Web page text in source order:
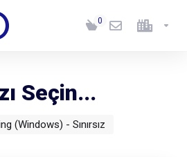
0
Seçin...
(Windows) - Sınırsız